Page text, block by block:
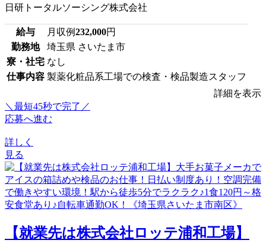
日研トータルソーシング株式会社
給与 月収例232,000円
勤務地
埼玉県 さいたま市
寮・社宅 なし
仕事内容 製薬化粧品系工場での検査・検品製造スタッフ
詳細を表示
＼最短45秒で完了／
応募へ進む
詳しく
見る
【就業先は株式会社ロッテ浦和工場】